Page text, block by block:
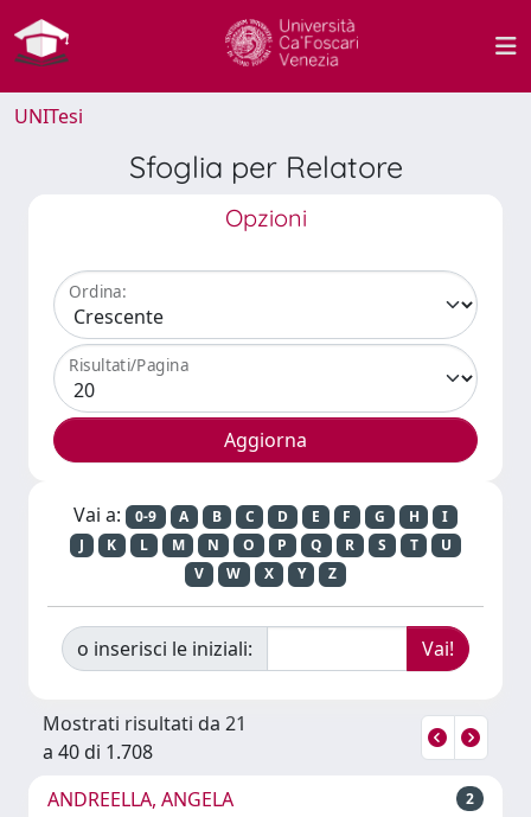
UNITesi
Sfoglia per Relatore
Opzioni
Ordina:
Risultati/Pagina
Vai a: 0-9 A B C D E F G H
I
J
K L M N O P Q R S T
U
V
W X Y Z
o inserisci le iniziali:
Mostrati risultati da 21
a 40 di 1.708
ANDREELLA, ANGELA
2